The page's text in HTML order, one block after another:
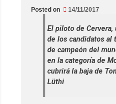
Posted on 14/11/2017
El piloto de Cervera,
de los candidatos al
de campeón del
en la categoría de
cubrirá la baja de
Lüthi